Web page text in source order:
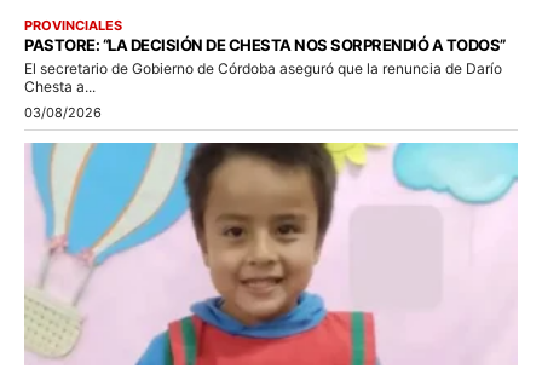
PROVINCIALES
PASTORE: “LA DECISIÓN DE CHESTA NOS SORPRENDIÓ A TODOS”
El secretario de Gobierno de Córdoba aseguró que la renuncia de Darío
Chesta a...
03/08/2026